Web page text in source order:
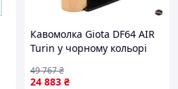
Кавомолка Giota DF64 AIR
Turin у чорному кольорі
кави щодня
24 883 ₴
49 767₴